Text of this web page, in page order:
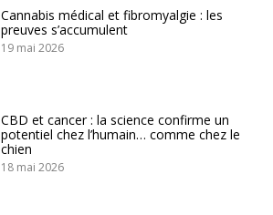
Cannabis médical et fibromyalgie : les
preuves s’accumulent
19 mai 2026
CBD et cancer : la science confirme un
potentiel chez l’humain… comme chez le
chien
18 mai 2026